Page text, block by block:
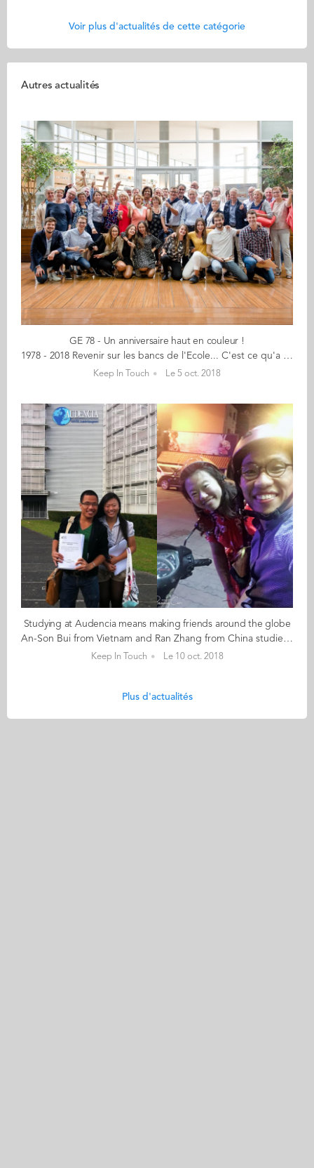
Voir plus d'actualités de cette catégorie
Autres actualités
GE 78 - Un anniversaire haut en couleur !
1978 - 2018 Revenir sur les bancs de l'Ecole... C'est ce qu'a fait la promo GE 78 ce vendredi 28 septembre, l'enthousiasme de leurs années étudiantes intact. 40 ans, ca se fête ! Certes, leur Ecole a bien changé... mais l'esprit est toujours là. Après des retrouvailles au jardin des plantes et une visite au Musée d’Arts, la Direction d’Audencia et quelques étudiants de 4ème année étaient très heureux d’accueillir une quarantaine d’Alumni et leur conjoint pour partager un moment privilégié placé sous le signe de la convivialité et des échanges… avec la présence exceptionnelle de Martial Le Berre ! Les festivités ont continué tard dans la nuit au Nantilus, sur la Loire face au Carroussel des Mondes marins. Un grand merci à Pascale et Michel Pelé, Ambassadeurs de leur promo, qui se sont activement mobilisés pour organiser cet anniversaire. >> Découvrez les photos
Keep In Touch Le 5 oct. 2018
Studying at Audencia means making friends around the globe
An-Son Bui from Vietnam and Ran Zhang from China studied together on the International Master in Management (IMM) programme at Audencia between 2010 and 2011. They became good friends. Son says of Ran "She’s actually my very first Chinese friend." After the graduation, they took different paths to pursue their personal goals and lost touch. 8 years after, Ran flies to Saigon just to see An-Son after leaving him a message on LinkedIn: “hey An-Son, I’m going to Vietnam next week, are you there?”. Son replies "So I must be here. And we had a wonderful evening sharing so many stories, having so much fun and making so many jokes. 8 years!!! Wow, it’s amazing. Everything was just like happening yesterday." The two friends have promised each other not to wait another 8 years before seeing each other again. "So it's Beijing next year for me!" says An-Son.
Keep In Touch Le 10 oct. 2018
Plus d'actualités